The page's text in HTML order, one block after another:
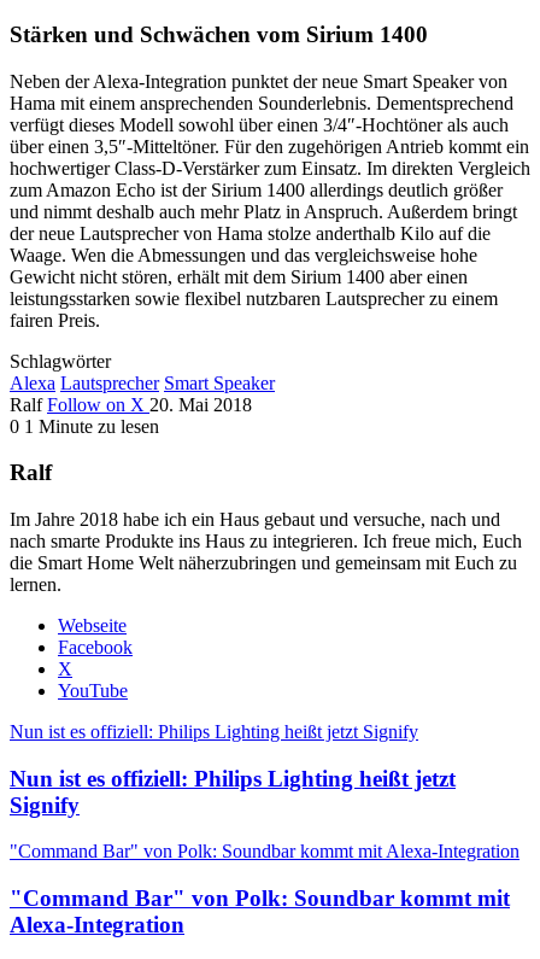
Stärken und Schwächen vom Sirium 1400
Neben der Alexa-Integration punktet der neue Smart Speaker von
Hama mit einem ansprechenden Sounderlebnis. Dementsprechend
verfügt dieses Modell sowohl über einen 3/4″-Hochtöner als auch
über einen 3,5″-Mitteltöner. Für den zugehörigen Antrieb kommt ein
hochwertiger Class-D-Verstärker zum Einsatz. Im direkten Vergleich
zum Amazon Echo ist der Sirium 1400 allerdings deutlich größer
und nimmt deshalb auch mehr Platz in Anspruch. Außerdem bringt
der neue Lautsprecher von Hama stolze anderthalb Kilo auf die
Waage. Wen die Abmessungen und das vergleichsweise hohe
Gewicht nicht stören, erhält mit dem Sirium 1400 aber einen
leistungsstarken sowie flexibel nutzbaren Lautsprecher zu einem
fairen Preis.
Schlagwörter
Alexa Lautsprecher Smart Speaker
Ralf Follow on X 20. Mai 2018
0 1 Minute zu lesen
Ralf
Im Jahre 2018 habe ich ein Haus gebaut und versuche, nach und
nach smarte Produkte ins Haus zu integrieren. Ich freue mich, Euch
die Smart Home Welt näherzubringen und gemeinsam mit Euch zu
lernen.
Webseite
Facebook
X
YouTube
Nun ist es offiziell: Philips Lighting heißt jetzt Signify
Nun ist es offiziell: Philips Lighting heißt jetzt
Signify
"Command Bar" von Polk: Soundbar kommt mit Alexa-Integration
"Command Bar" von Polk: Soundbar kommt mit
Alexa-Integration